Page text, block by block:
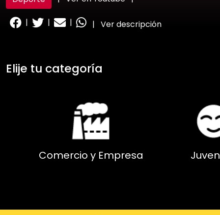
| | | | Ver descripción
Elije tu categoría
Comercio y Empresa